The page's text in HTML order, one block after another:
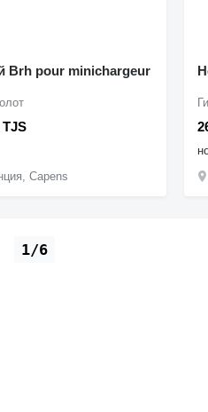
Brh pour minichargeur
TJS
Capens
1/6